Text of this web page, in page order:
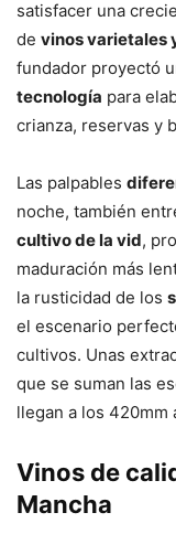
satisfacer una
de vinos varietales
fundador proyectó
tecnología para
crianza, reservas y
Las palpables
noche, también
cultivo de la vid,
maduración más
la rusticidad de los
el escenario
cultivos. Unas
que se suman las
llegan a los 420mm
Vinos de
Mancha